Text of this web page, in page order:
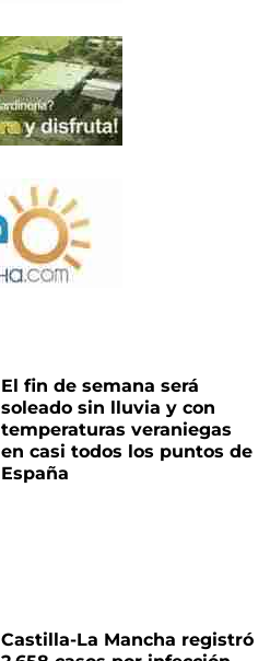
El fin de semana será
soleado sin lluvia y con
temperaturas veraniegas
en casi todos los puntos de
España
Castilla-La Mancha registró